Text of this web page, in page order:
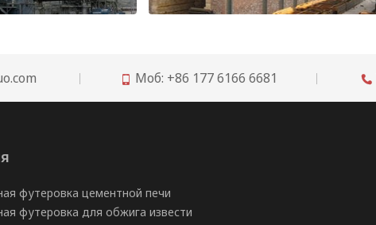
 Моб: +86 177 6166 6681 
футеровка цементной печи
футеровка для обжига извести